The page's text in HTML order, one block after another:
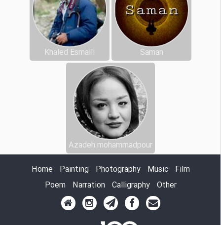
Saman
Khaled Esmaili
Azadeh mohammadpour
Home
Painting Photography Music
Film
Poem
Narration Calligraphy Other